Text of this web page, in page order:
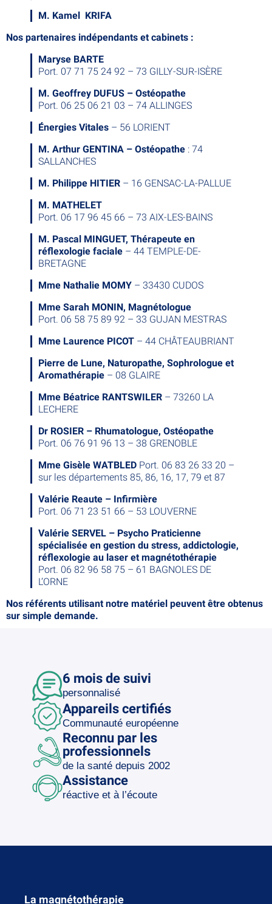
M. Kamel KRIFA
Nos partenaires indépendants et cabinets :
Maryse BARTE
Port. 07 71 75 24 92 – 73 GILLY-SUR-ISÈRE
M. Geoffrey DUFUS – Ostéopathe
Port. 06 25 06 21 03 – 74 ALLINGES
Énergies Vitales – 56 LORIENT
M. Arthur GENTINA – Ostéopathe : 74
SALLANCHES
M. Philippe HITIER – 16 GENSAC-LA-PALLUE
M. MATHELET
Port. 06 17 96 45 66 – 73 AIX-LES-BAINS
M. Pascal MINGUET, Thérapeute en
réflexologie faciale – 44 TEMPLE-DE-
BRETAGNE
Mme Nathalie MOMY – 33430 CUDOS
Mme Sarah MONIN, Magnétologue
Port. 06 58 75 89 92 – 33 GUJAN MESTRAS
Mme Laurence PICOT – 44 CHÂTEAUBRIANT
Pierre de Lune, Naturopathe, Sophrologue et
Aromathérapie – 08 GLAIRE
Mme Béatrice RANTSWILER – 73260 LA
LECHERE
Dr ROSIER – Rhumatologue, Ostéopathe
Port. 06 76 91 96 13 – 38 GRENOBLE
Mme Gisèle WATBLED Port. 06 83 26 33 20 –
sur les départements 85, 86, 16, 17, 79 et 87
Valérie Reaute – Infirmière
Port. 06 71 23 51 66 – 53 LOUVERNE
Valérie SERVEL – Psycho Praticienne
spécialisée en gestion du stress, addictologie,
réflexologie au laser et magnétothérapie
Port. 06 82 96 58 75 – 61 BAGNOLES DE
L’ORNE
Nos référents utilisant notre matériel peuvent être obtenus
sur simple demande.
6 mois de suivi
personnalisé
Appareils certifiés
Communauté européenne
Reconnu par les
professionnels
de la santé depuis 2002
Assistance
réactive et à l’écoute
La magnétothérapie